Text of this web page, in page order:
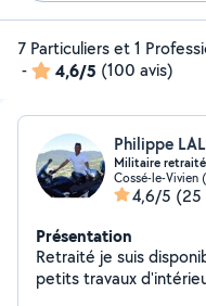
7 Particuliers et 1
-
4,6/5 (100 avis)
Philippe
Militaire retraité
Cossé-le-Vivien
4,6/5 (25
Présentation
Retraité je suis
petits travaux